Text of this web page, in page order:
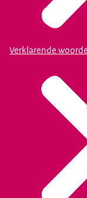
Verklarende